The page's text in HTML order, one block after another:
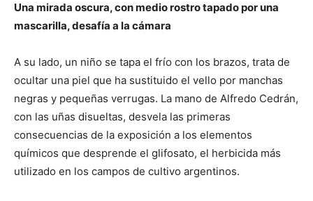
Una mirada oscura, con medio rostro tapado por una
mascarilla, desafía a la cámara
A su lado, un niño se tapa el frío con los brazos, trata de
ocultar una piel que ha sustituido el vello por manchas
negras y pequeñas verrugas. La mano de Alfredo Cedrán,
con las uñas disueltas, desvela las primeras
consecuencias de la exposición a los elementos
químicos que desprende el glifosato, el herbicida más
utilizado en los campos de cultivo argentinos.